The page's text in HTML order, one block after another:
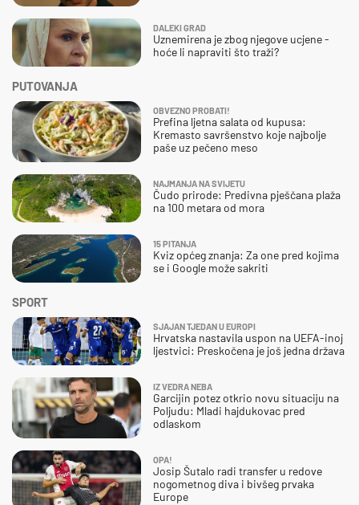
SPORT
SJAJAN TJEDAN U EUROPI
Hrvatska nastavila uspon na UEFA-inoj
ljestvici: Preskočena je još jedna država
IZ VEDRA NEBA
Garcijin potez otkrio novu situaciju na
Poljudu: Mladi hajdukovac pred
odlaskom
OPA!
Josip Šutalo radi transfer u redove
nogometnog diva i bivšeg prvaka
Europe
DALEKI GRAD
Uznemirena je zbog njegove ucjene -
hoće li napraviti što traži?
PUTOVANJA
OBVEZNO PROBATI!
Prefina ljetna salata od kupusa:
Kremasto savršenstvo koje najbolje
paše uz pečeno meso
NAJMANJA NA SVIJETU
Čudo prirode: Predivna pješčana plaža
na 100 metara od mora
15 PITANJA
Kviz općeg znanja: Za one pred kojima
se i Google može sakriti